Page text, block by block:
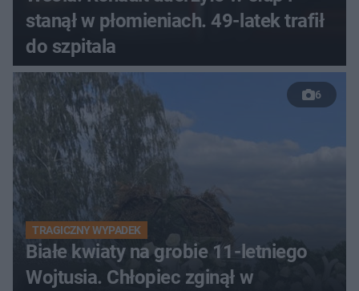
stanął w płomieniach. 49-latek trafił
do szpitala
6
TRAGICZNY WYPADEK
Białe kwiaty na grobie 11-letniego
Wojtusia. Chłopiec zginął w